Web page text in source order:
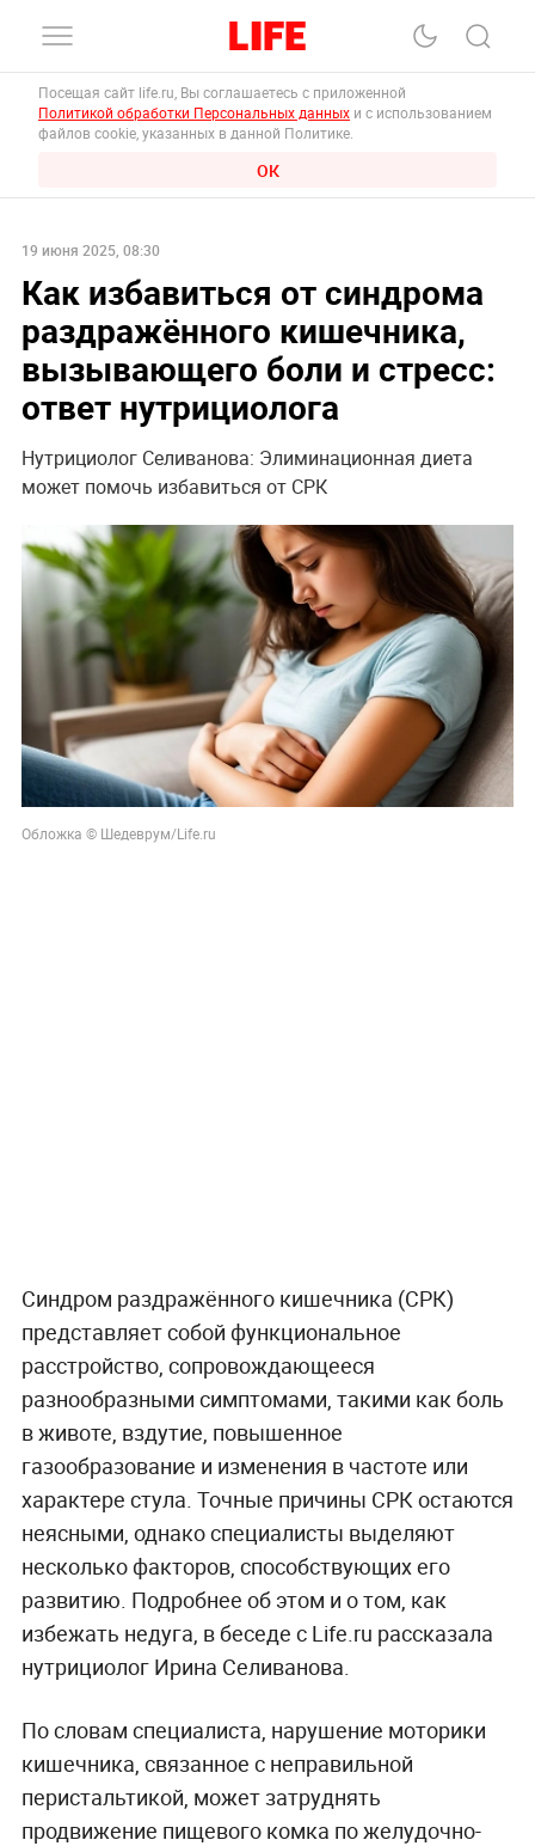
Посещая сайт life.ru, Вы соглашаетесь с приложенной
Политикой обработки Персональных данных и с использованием
файлов cookie, указанных в данной Политике.
ОК
19 июня 2025, 08:30
Как избавиться от синдрома
раздражённого кишечника,
вызывающего боли и стресс:
ответ нутрициолога
Нутрициолог Селиванова: Элиминационная диета
может помочь избавиться от СРК
Обложка © Шедеврум/Life.ru
Синдром раздражённого кишечника (СРК)
представляет собой функциональное
расстройство, сопровождающееся
разнообразными симптомами, такими как боль
в животе, вздутие, повышенное
газообразование и изменения в частоте или
характере стула. Точные причины СРК остаются
неясными, однако специалисты выделяют
несколько факторов, способствующих его
развитию. Подробнее об этом и о том, как
избежать недуга, в беседе с Life.ru рассказала
нутрициолог Ирина Селиванова.
По словам специалиста, нарушение моторики
кишечника, связанное с неправильной
перистальтикой, может затруднять
продвижение пищевого комка по желудочно-